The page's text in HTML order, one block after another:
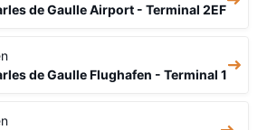
de Gaulle Airport - Terminal 2EF
de Gaulle Flughafen - Terminal 1